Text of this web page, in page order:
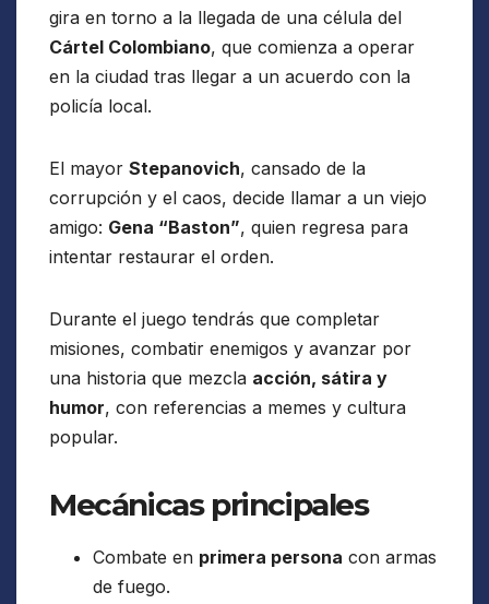
gira en torno a la llegada de una célula del
Cártel Colombiano, que comienza a operar
en la ciudad tras llegar a un acuerdo con la
policía local.
El mayor Stepanovich, cansado de la
corrupción y el caos, decide llamar a un viejo
amigo: Gena “Baston”, quien regresa para
intentar restaurar el orden.
Durante el juego tendrás que completar
misiones, combatir enemigos y avanzar por
una historia que mezcla acción, sátira y
humor, con referencias a memes y cultura
popular.
Mecánicas principales
Combate en primera persona con armas
de fuego.